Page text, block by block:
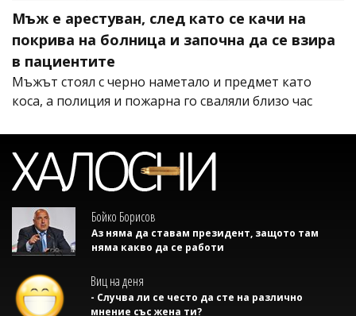
Мъж е арестуван, след като се качи на
покрива на болница и започна да се взира
в пациентите
Мъжът стоял с черно наметало и предмет като
коса, а полиция и пожарна го сваляли близо час
Бойко Борисов
Аз няма да ставам президент, защото там
няма какво да се работи
Виц на деня
- Случва ли се често да сте на различно
мнение със жена ти?